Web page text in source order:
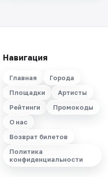
Навигация
Главная
Города
Площадки
Артисты
Рейтинги
Промокоды
О нас
Возврат билетов
Политика
конфиденциальности